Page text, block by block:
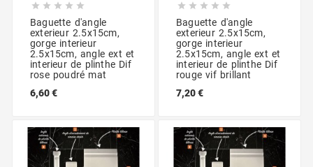
    
Baguette d'angle
exterieur 2.5x15cm,
gorge interieur
2.5x15cm, angle ext et
interieur de plinthe Dif
rose poudré mat
6,60 €
    
Baguette d'angle
exterieur 2.5x15cm,
gorge interieur
2.5x15cm, angle ext et
interieur de plinthe Dif
rouge vif brillant
7,20 €